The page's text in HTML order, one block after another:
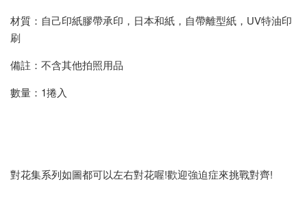
材質：自己印紙膠帶承印，日本和紙，自帶離型紙，UV特油印
刷
備註：不含其他拍照用品
數量：1捲入
對花集系列如圖都可以左右對花喔!歡迎強迫症來挑戰對齊!